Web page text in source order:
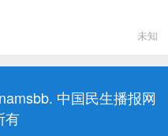
未知
中国民生播报网
有